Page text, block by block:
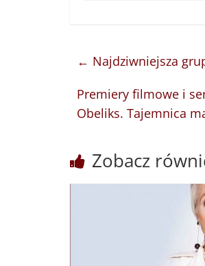
← Najdziwniejsza
Premiery filmowe i
Obeliks. Tajemnica
Zobacz